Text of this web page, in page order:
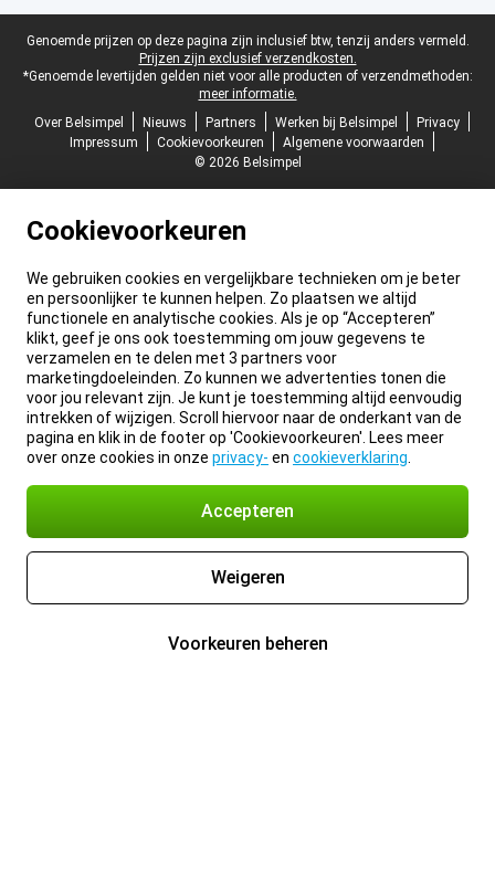
Juridische voettekst
Genoemde prijzen op deze pagina zijn inclusief btw, tenzij anders vermeld.
Prijzen zijn exclusief verzendkosten.
*Genoemde levertijden gelden niet voor alle producten of verzendmethoden:
meer informatie.
Over Belsimpel
Nieuws Partners Werken bij Belsimpel
Privacy
Impressum
Cookievoorkeuren
Algemene voorwaarden
© 2026 Belsimpel
Cookievoorkeuren
We gebruiken cookies en vergelijkbare technieken om je beter
en persoonlijker te kunnen helpen. Zo plaatsen we altijd
functionele en analytische cookies. Als je op “Accepteren”
klikt, geef je ons ook toestemming om jouw gegevens te
verzamelen en te delen met 3 partners voor
marketingdoeleinden. Zo kunnen we advertenties tonen die
voor jou relevant zijn. Je kunt je toestemming altijd eenvoudig
intrekken of wijzigen. Scroll hiervoor naar de onderkant van de
pagina en klik in de footer op 'Cookievoorkeuren'. Lees meer
over onze cookies in onze privacy- en cookieverklaring
Accepteren
Weigeren
Voorkeuren beheren